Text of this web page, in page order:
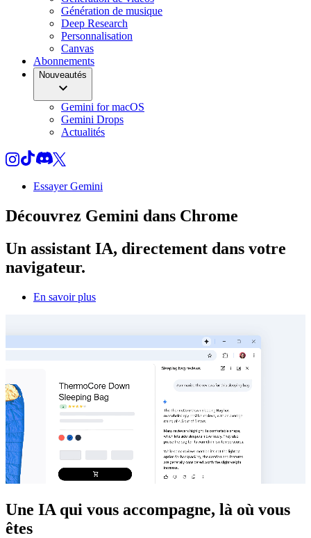
Génération de musique
Deep Research
Personnalisation
Canvas
Abonnements
Nouveautés
Gemini for macOS
Gemini Drops
Actualités
Essayer Gemini
Découvrez Gemini dans Chrome
Un assistant IA, directement dans votre
navigateur.
En savoir plus
Une IA qui vous accompagne, là où vous
êtes